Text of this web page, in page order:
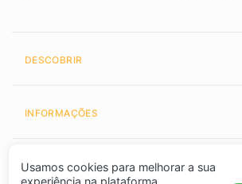
DESCOBRIR
INFORMAÇÕES
PARCEIROS
Usamos cookies para melhorar a sua
experiência na plataforma.